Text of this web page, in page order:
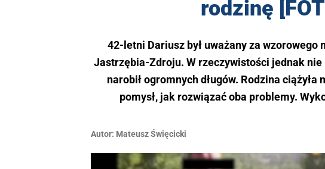
rodzinę
42-letni Dariusz był uważany za
Jastrzębia-Zdroju. W rzeczywistości jednak
narobił ogromnych długów. Rodzina
pomysł, jak rozwiązać oba problemy.
Autor: Mateusz Święcicki